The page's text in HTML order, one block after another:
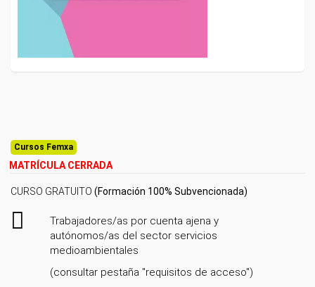
Cursos Femxa
MATRÍCULA CERRADA
CURSO GRATUITO (Formación 100% Subvencionada)
Trabajadores/as por cuenta ajena y
autónomos/as del sector servicios
medioambientales
(consultar pestaña "requisitos de acceso")